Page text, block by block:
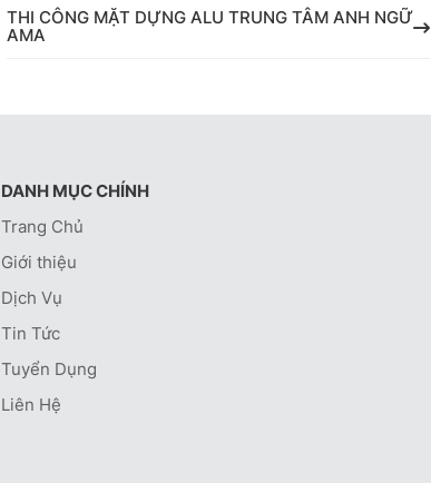
THI CÔNG MẶT DỰNG ALU TRUNG TÂM ANH NGỮ
AMA
DANH MỤC CHÍNH
Trang Chủ
Giới thiệu
Dịch Vụ
Tin Tức
Tuyển Dụng
Liên Hệ